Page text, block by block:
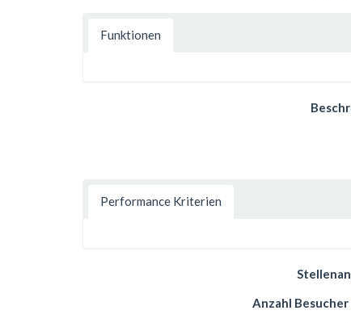
Funktionen
Performance Kriterien
Anzahl